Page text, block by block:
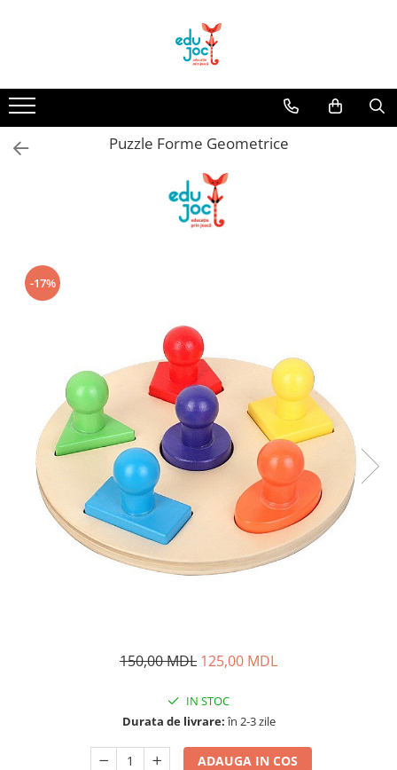
1-2 ani
3-4 ani
5-7 ani
Puzzle Forme Geometrice
-17%
150,00 MDL 125,00 MDL
IN STOC
Durata de livrare:în 2-3 zile
ADAUGA IN COS